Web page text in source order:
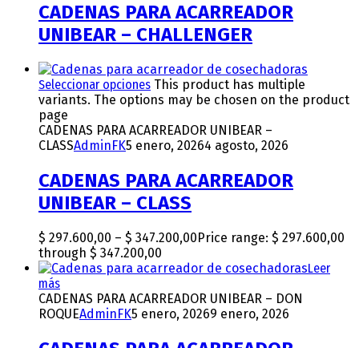
CADENAS PARA ACARREADOR
UNIBEAR – CHALLENGER
Seleccionar opciones This product has multiple
variants. The options may be chosen on the product
page
CADENAS PARA ACARREADOR UNIBEAR –
CLASSAdminFK5 enero, 20264 agosto, 2026
CADENAS PARA ACARREADOR
UNIBEAR – CLASS
$ 297.600,00 – $ 347.200,00Price range: $ 297.600,00
through $ 347.200,00
Leer
más
CADENAS PARA ACARREADOR UNIBEAR – DON
ROQUEAdminFK5 enero, 20269 enero, 2026